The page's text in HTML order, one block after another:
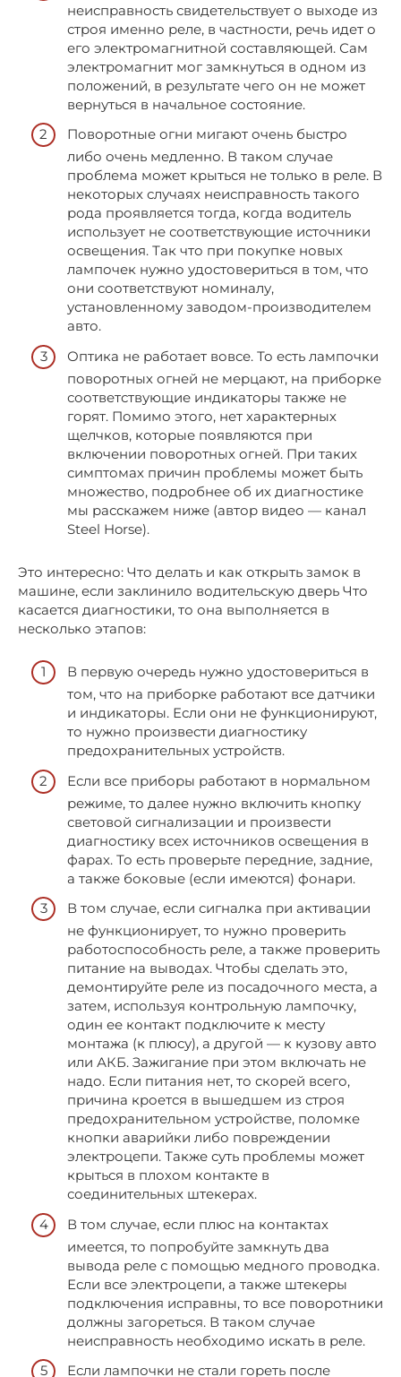
неисправность свидетельствует о выходе из
строя именно реле, в частности, речь идет о
его электромагнитной составляющей. Сам
электромагнит мог замкнуться в одном из
положений, в результате чего он не может
вернуться в начальное состояние.
Поворотные огни мигают очень быстро
либо очень медленно. В таком случае
проблема может крыться не только в реле. В
некоторых случаях неисправность такого
рода проявляется тогда, когда водитель
использует не соответствующие источники
освещения. Так что при покупке новых
лампочек нужно удостовериться в том, что
они соответствуют номиналу,
установленному заводом-производителем
авто.
Оптика не работает вовсе. То есть лампочки
поворотных огней не мерцают, на приборке
соответствующие индикаторы также не
горят. Помимо этого, нет характерных
щелчков, которые появляются при
включении поворотных огней. При таких
симптомах причин проблемы может быть
множество, подробнее об их диагностике
мы расскажем ниже (автор видео — канал
Steel Horse).
Это интересно: Что делать и как открыть замок в
машине, если заклинило водительскую дверь Что
касается диагностики, то она выполняется в
несколько этапов:
В первую очередь нужно удостовериться в
том, что на приборке работают все датчики
и индикаторы. Если они не функционируют,
то нужно произвести диагностику
предохранительных устройств.
Если все приборы работают в нормальном
режиме, то далее нужно включить кнопку
световой сигнализации и произвести
диагностику всех источников освещения в
фарах. То есть проверьте передние, задние,
а также боковые (если имеются) фонари.
В том случае, если сигналка при активации
не функционирует, то нужно проверить
работоспособность реле, а также проверить
питание на выводах. Чтобы сделать это,
демонтируйте реле из посадочного места, а
затем, используя контрольную лампочку,
один ее контакт подключите к месту
монтажа (к плюсу), а другой — к кузову авто
или АКБ. Зажигание при этом включать не
надо. Если питания нет, то скорей всего,
причина кроется в вышедшем из строя
предохранительном устройстве, поломке
кнопки аварийки либо повреждении
электроцепи. Также суть проблемы может
крыться в плохом контакте в
соединительных штекерах.
В том случае, если плюс на контактах
имеется, то попробуйте замкнуть два
вывода реле с помощью медного проводка.
Если все электроцепи, а также штекеры
подключения исправны, то все поворотники
должны загореться. В таком случае
неисправность необходимо искать в реле.
Если лампочки не стали гореть после